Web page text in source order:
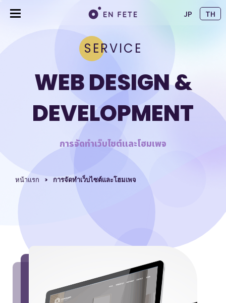
JP TH
SERVICE
WEB DESIGN &
DEVELOPMENT
การจัดทำเว็บไซต์และโฮมเพจ
หน้าแรก การจัดทำเว็บไซต์และโฮมเพจ